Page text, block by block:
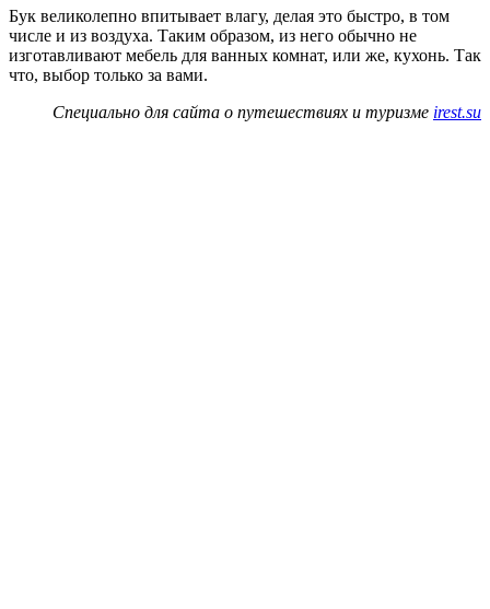
Бук великолепно впитывает влагу, делая это быстро, в том
числе и из воздуха. Таким образом, из него обычно не
изготавливают мебель для ванных комнат, или же, кухонь. Так
что, выбор только за вами.
Специально для сайта о путешествиях и туризме irest.su